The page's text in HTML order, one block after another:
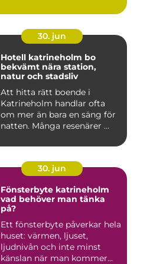
30. jun
Hotell katrineholm bo
bekvämt nära station,
natur och stadsliv
Att hitta rätt boende i
Katrineholm handlar ofta
om mer än bara en säng för
natten. Många resenärer ...
30. jun
Fönsterbyte katrineholm
vad behöver man tänka
på?
Ett fönsterbyte påverkar hela
huset: värmen, ljuset,
ljudnivån och inte minst
känslan när man kommer...